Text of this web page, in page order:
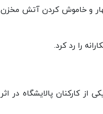
و خاموش کردن آتش مخزن
را رد کرد.
کارکنان پالایشگاه در اثر